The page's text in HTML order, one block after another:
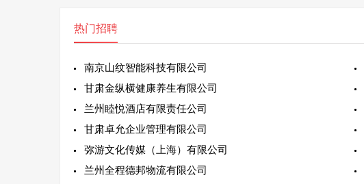
热门招聘
南京山纹智能科技有限公司
甘肃金纵横健康养生有限公司
兰州睦悦酒店有限责任公司
甘肃卓允企业管理有限公司
弥游文化传媒（上海）有限公司
兰州全程德邦物流有限公司